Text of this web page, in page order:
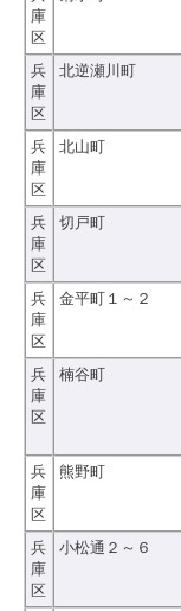
庫
区
兵
庫
区
北逆瀬川町
兵
庫
区
北山町
兵
庫
区
切戸町
兵
庫
区
金平町１～２
兵
庫
区
楠谷町
兵
庫
区
熊野町
兵
庫
区
小松通２～６